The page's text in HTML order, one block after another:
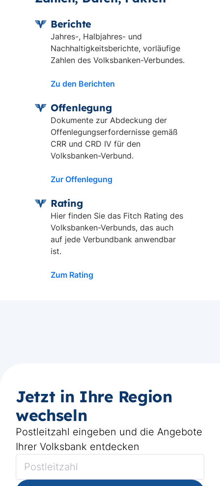
Berichte
Jahres-, Halbjahres- und
Nachhaltigkeitsberichte, vorläufige
Zahlen des Volksbanken-Verbundes.
Zu den Berichten
Offenlegung
Dokumente zur Abdeckung der
Offenlegungserfordernisse gemäß
CRR und CRD IV für den
Volksbanken-Verbund.
Zur Offenlegung
Rating
Hier finden Sie das Fitch Rating des
Volksbanken-Verbunds, das auch
auf jede Verbundbank anwendbar
ist.
Zum Rating
Jetzt in Ihre Region
wechseln
Postleitzahl eingeben und die Angebote
Ihrer Volksbank entdecken